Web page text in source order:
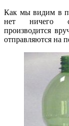
Как мы видим в
нет ничего
производится
отправляются на